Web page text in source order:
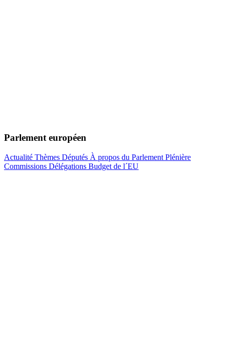
Parlement européen
Actualité Thèmes Députés À propos du Parlement Plénière
Commissions Délégations Budget de l´EU